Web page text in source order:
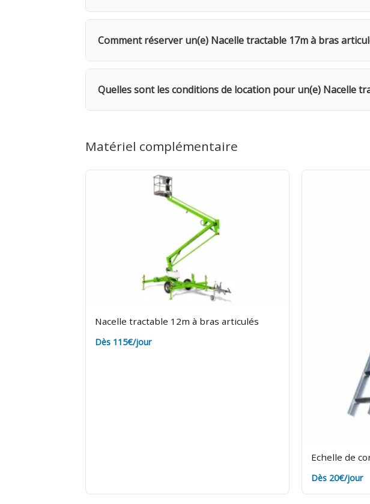
La location d'un(e) Nacelle tractable 17m à bras articulés
Dès le 2e jour, bénéficiez d'une remise de 20%. Pour une
Comment réserver un(e) Nacelle tractable 17m à bras
Rendez-vous dans l'une de nos 5 agences en Belgique ou
même, avec possibilité de livraison sur votre chantier.
autorisations de stati
Quelles sont les conditions de location pour un(e) Nacelle
Toute pièce manquante sera facturée. Assurance bris de
Matériel complémentaire
Nacelle tractable 12m à bras articulés
Dès 115€/jour
Echelle de
Dès 20€/jour